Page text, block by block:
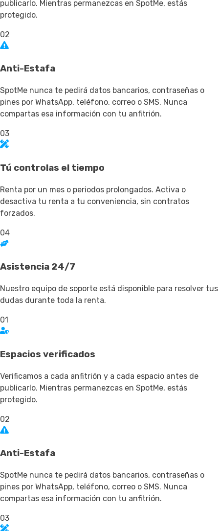
publicarlo. Mientras permanezcas en SpotMe, estás
protegido.
02
Anti-Estafa
SpotMe nunca te pedirá datos bancarios, contraseñas o
pines por WhatsApp, teléfono, correo o SMS. Nunca
compartas esa información con tu anfitrión.
03
Tú controlas el tiempo
Renta por un mes o periodos prolongados. Activa o
desactiva tu renta a tu conveniencia, sin contratos
forzados.
04
Asistencia 24/7
Nuestro equipo de soporte está disponible para resolver tus
dudas durante toda la renta.
01
Espacios verificados
Verificamos a cada anfitrión y a cada espacio antes de
publicarlo. Mientras permanezcas en SpotMe, estás
protegido.
02
Anti-Estafa
SpotMe nunca te pedirá datos bancarios, contraseñas o
pines por WhatsApp, teléfono, correo o SMS. Nunca
compartas esa información con tu anfitrión.
03